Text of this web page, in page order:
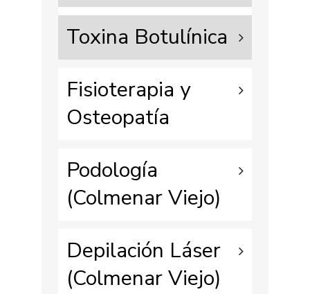
Toxina Botulínica
Fisioterapia y
Osteopatía
Podología
(Colmenar Viejo)
Depilación Láser
(Colmenar Viejo)